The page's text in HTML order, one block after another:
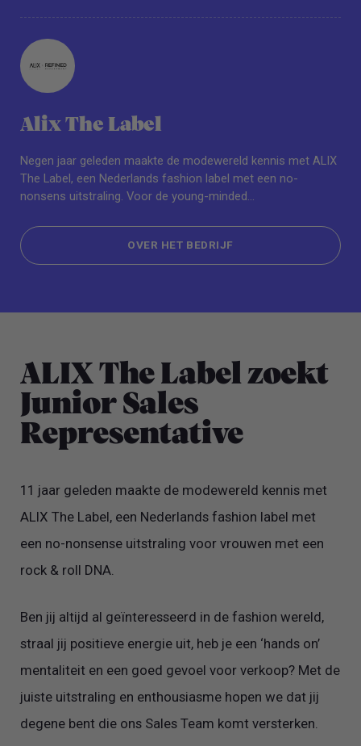
Alix The Label
Negen jaar geleden maakte de modewereld kennis met ALIX
The Label, een Nederlands fashion label met een no-
nonsens uitstraling. Voor de young-minded...
OVER HET BEDRIJF
ALIX The Label zoekt
Junior Sales
Representative
11 jaar geleden maakte de modewereld kennis met
ALIX The Label, een Nederlands fashion label met
een no-nonsense uitstraling voor vrouwen met een
rock & roll DNA.
Ben jij altijd al geïnteresseerd in de fashion wereld,
straal jij positieve energie uit, heb je een ‘hands on’
mentaliteit en een goed gevoel voor verkoop? Met de
juiste uitstraling en enthousiasme hopen we dat jij
degene bent die ons Sales Team komt versterken.